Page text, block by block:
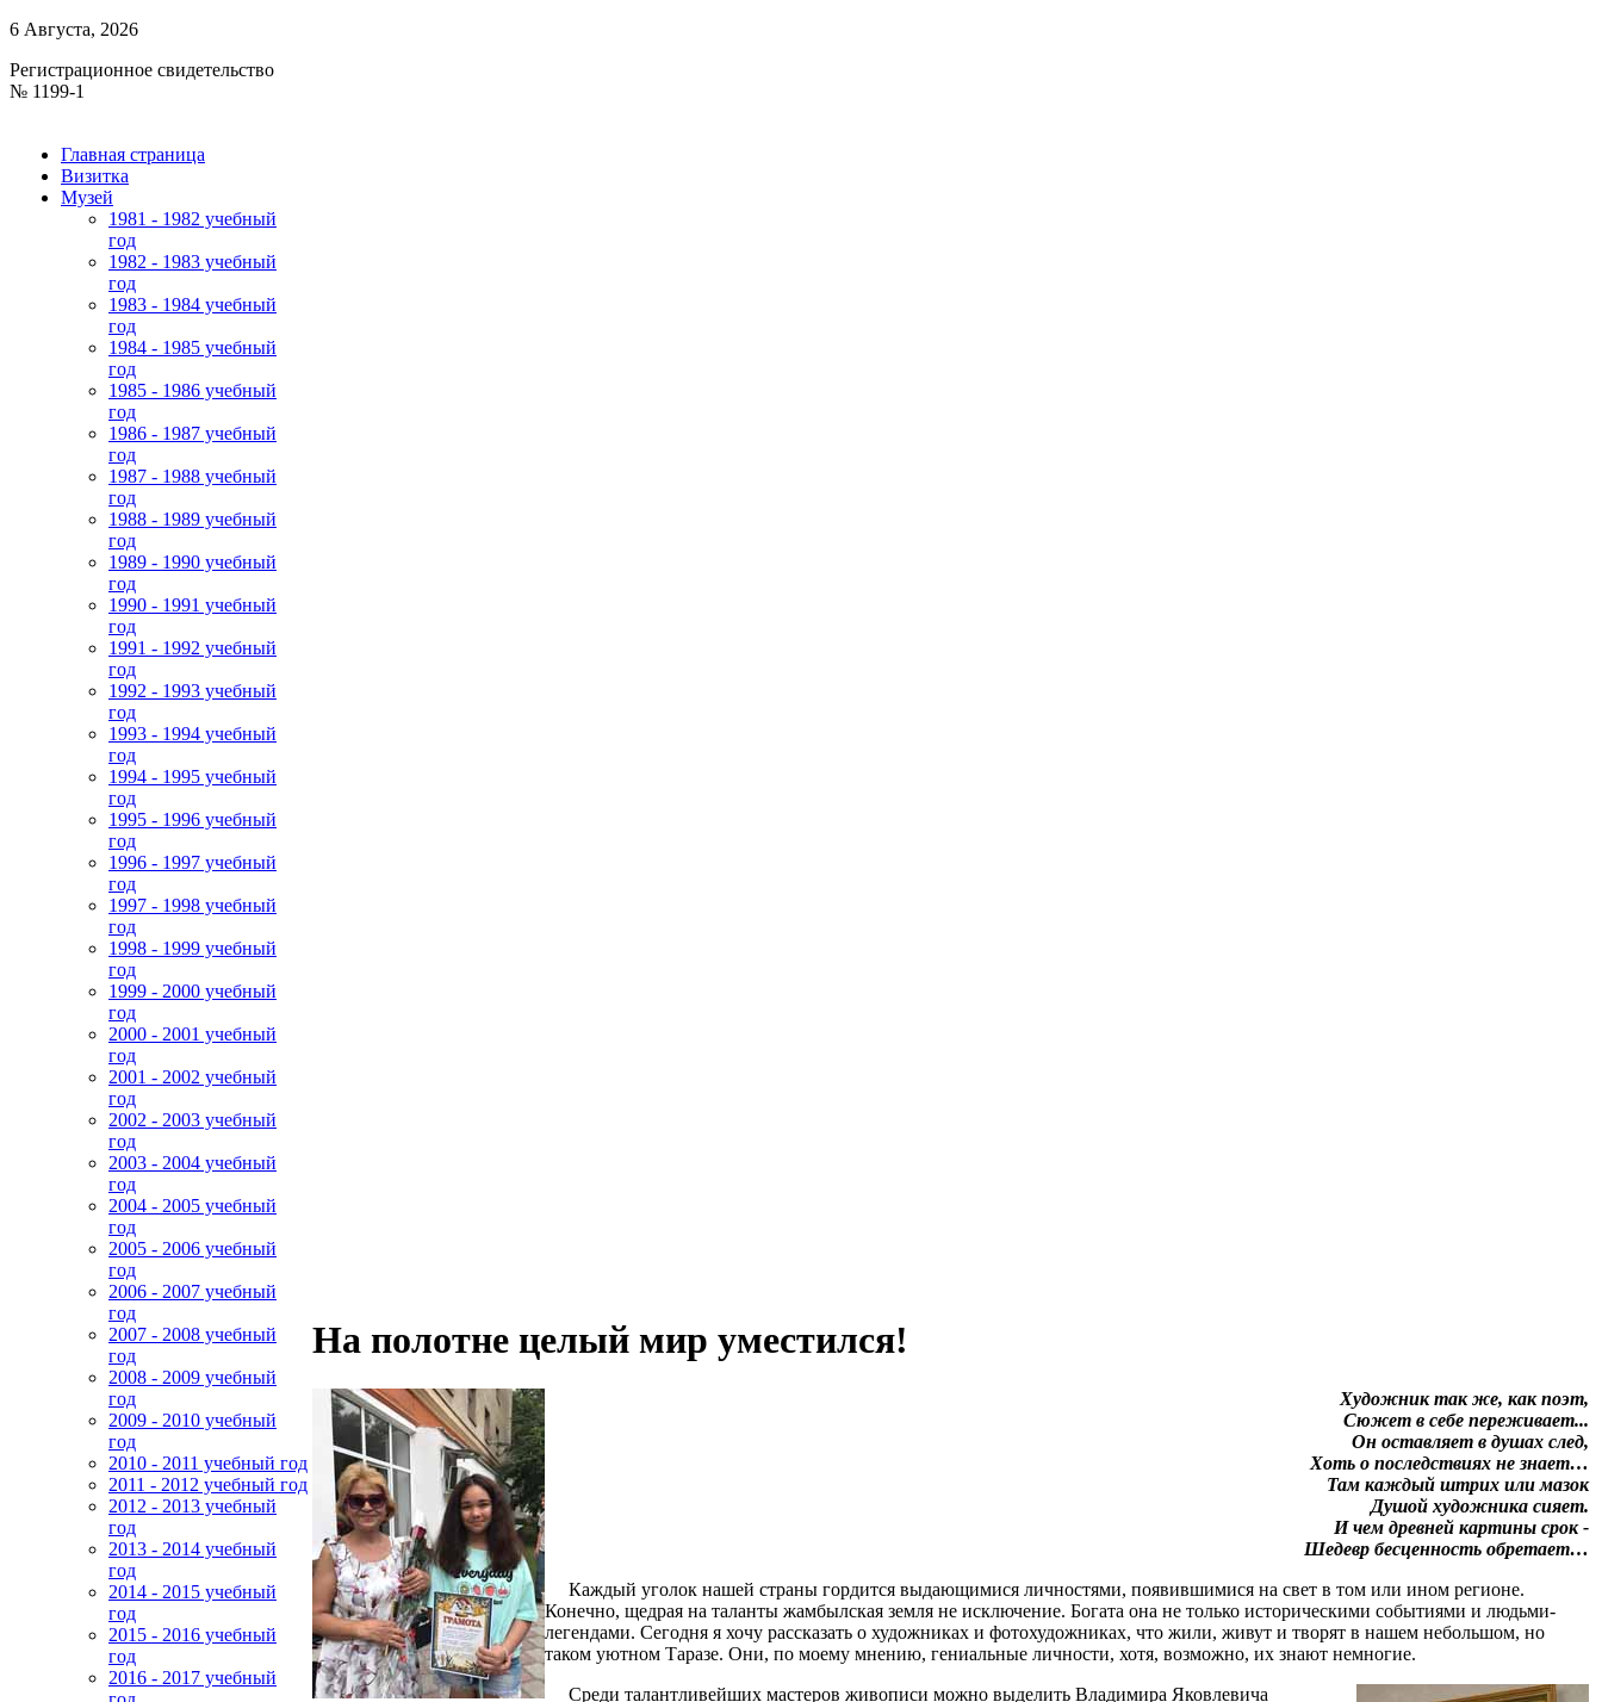
6 Августа, 2026
Регистрационное свидетельство
№ 1199-1
Главная страница
Визитка
Музей
1981 - 1982 учебный
год
1982 - 1983 учебный
год
1983 - 1984 учебный
год
1984 - 1985 учебный
год
1985 - 1986 учебный
год
1986 - 1987 учебный
год
1987 - 1988 учебный
год
1988 - 1989 учебный
год
1989 - 1990 учебный
год
1990 - 1991 учебный
год
1991 - 1992 учебный
год
1992 - 1993 учебный
год
1993 - 1994 учебный
год
1994 - 1995 учебный
год
1995 - 1996 учебный
год
1996 - 1997 учебный
год
1997 - 1998 учебный
год
1998 - 1999 учебный
год
1999 - 2000 учебный
год
2000 - 2001 учебный
год
2001 - 2002 учебный
год
2002 - 2003 учебный
год
2003 - 2004 учебный
год
2004 - 2005 учебный
год
2005 - 2006 учебный
год
2006 - 2007 учебный
год
2007 - 2008 учебный
год
2008 - 2009 учебный
год
2009 - 2010 учебный
год
2010 - 2011 учебный год
2011 - 2012 учебный год
2012 - 2013 учебный
год
2013 - 2014 учебный
год
2014 - 2015 учебный
год
2015 - 2016 учебный
год
2016 - 2017 учебный
На полотне целый мир уместился!
Художник так же, как поэт,
Сюжет в себе переживает...
Он оставляет в душах след,
Хоть о последствиях не знает…
Там каждый штрих или мазок
Душой художника сияет.
И чем древней картины срок -
Шедевр бесценность обретает…
Каждый уголок нашей страны гордится выдающимися личностями, появившимися на свет в том или ином регионе.
Конечно, щедрая на таланты жамбылская земля не исключение. Богата она не только историческими событиями и людьми-
легендами. Сегодня я хочу рассказать о художниках и фотохудожниках, что жили, живут и творят в нашем небольшом, но
таком уютном Таразе. Они, по моему мнению, гениальные личности, хотя, возможно, их знают немногие.
Среди талантливейших мастеров живописи можно выделить Владимира Яковлевича